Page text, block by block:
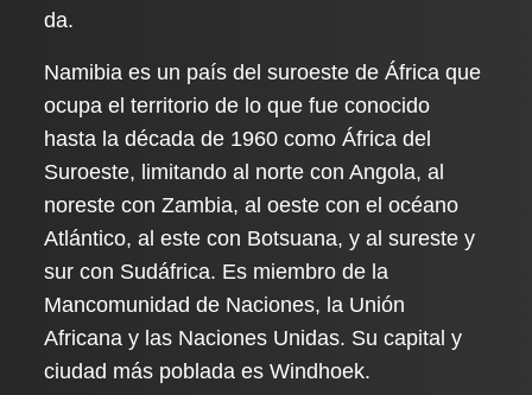
da.
Namibia es un país del suroeste de África que
ocupa el territorio de lo que fue conocido
hasta la década de 1960 como África del
Suroeste, limitando al norte con Angola, al
noreste con Zambia, al oeste con el océano
Atlántico, al este con Botsuana, y al sureste y
sur con Sudáfrica. Es miembro de la
Mancomunidad de Naciones, la Unión
Africana y las Naciones Unidas. Su capital y
ciudad más poblada es Windhoek.